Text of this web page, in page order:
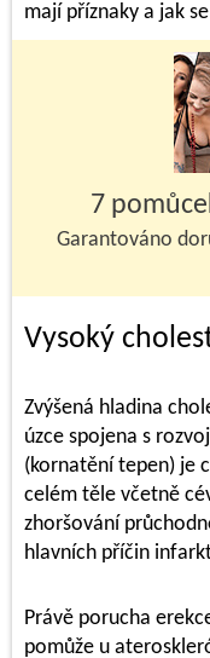
mají příznaky a jak
7
Garantováno
Vysoký
Zvýšená hladina
úzce spojena s
(kornatění tepen) je
celém těle včetně
zhoršování
hlavních příčin
Právě porucha
pomůže u